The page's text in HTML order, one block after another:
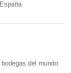
del mundo